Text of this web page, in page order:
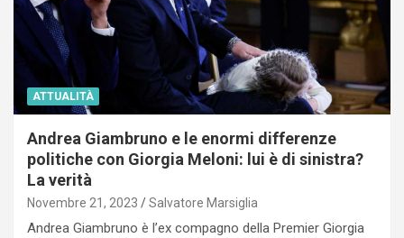
ATTUALITÀ
Andrea Giambruno e le enormi differenze
politiche con Giorgia Meloni: lui è di sinistra?
La verità
Novembre 21, 2023 Salvatore Marsiglia
Andrea Giambruno è l’ex compagno della Premier Giorgia